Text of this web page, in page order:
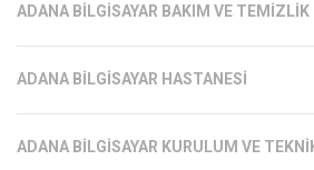
ADANA BILGISAYAR BAKIM VE
ADANA BILGISAYAR HASTANESI
ADANA BILGISAYAR KURULUM VE